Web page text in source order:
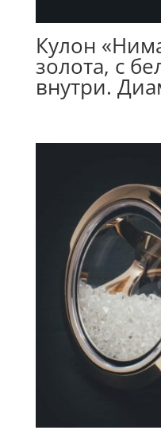
Кулон
золота, с
внутри.